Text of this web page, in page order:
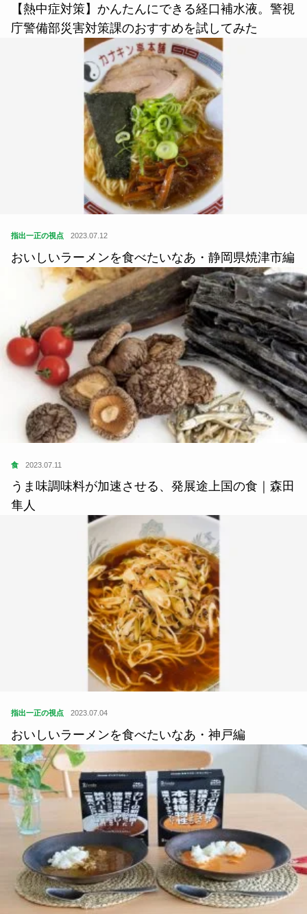
【熱中症対策】かんたんにできる経口補水液。警視
庁警備部災害対策課のおすすめを試してみた
指出一正の視点 2023.07.12
おいしいラーメンを食べたいなあ・静岡県焼津市編
食 2023.07.11
うま味調味料が加速させる、発展途上国の食｜森田
隼人
指出一正の視点 2023.07.04
おいしいラーメンを食べたいなあ・神戸編